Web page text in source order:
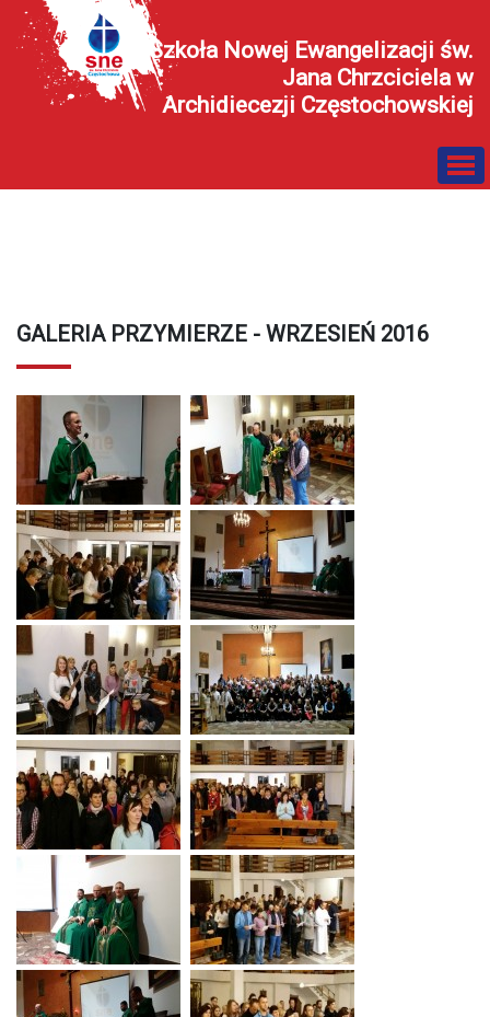
Szkoła Nowej Ewangelizacji św.
Jana Chrzciciela w
Archidiecezji Częstochowskiej
GALERIA PRZYMIERZE - WRZESIEŃ 2016